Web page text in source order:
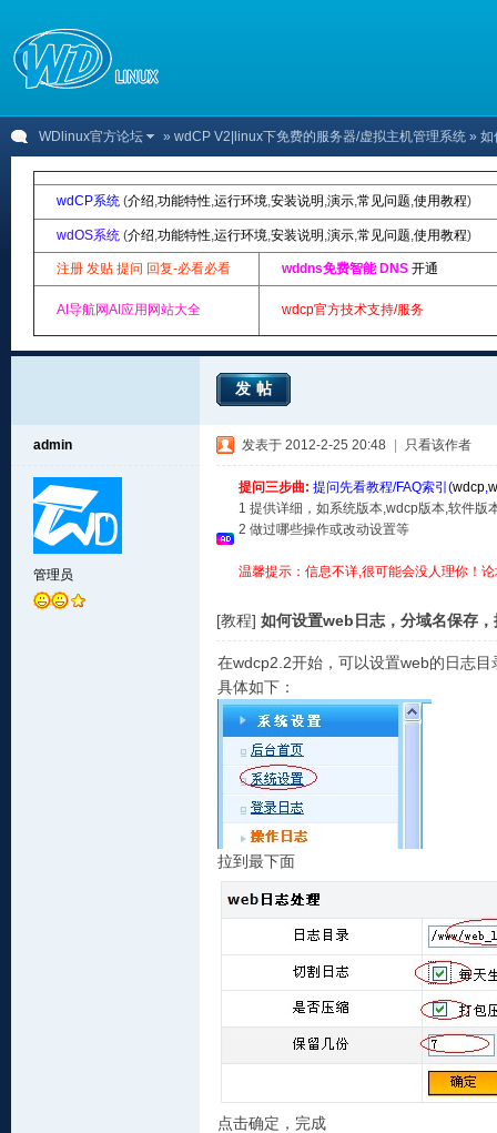
WDlinux官方论坛 » wdCP V2|linux下免费的服务器/虚拟主机管理系统 » 如
wdCP系统 (介绍,功能特性,运行环境,安装说明 ,演示,常见问题,使用教程)
wdOS系统 (介绍,功能特性,运行环境,安装说明 ,演示,常见问题,使用教程)
注册 发贴 提问 回复-必看必看 wddns免费智能 DNS 开通
AI导航网AI应用网站大全 wdcp官方技术支持/服务
发帖
admin
管理员
发表于 2012-2-25 20:48 只看该作者
提问三步曲: 提问先看教程/FAQ索引(wdcp,
1 提供详细，如系统版本,wdcp版本,软件版
2 做过哪些操作或改动设置等
温馨提示：信息不详,很可能会没人理你！
[教程] 如何设置web日志，分域名保存
在wdcp2.2开始，可以设置web的日志
具体如下：
拉到最下面
点击确定，完成